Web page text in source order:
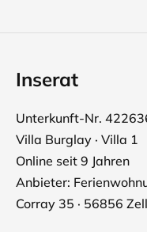
Inserat
Unterkunft-Nr.
Villa Burglay · Villa 1
Online seit 9 Jahren
Anbieter:
Corray 35 · 56856 Zell